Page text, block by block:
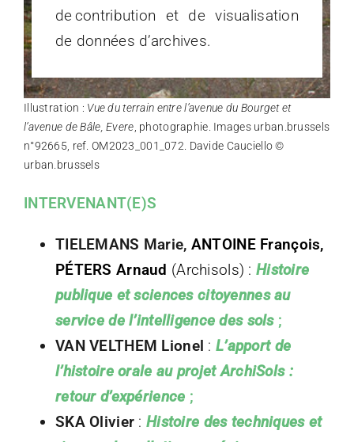
de contribution et de visualisation
de données d’archives.
Illustration : Vue du terrain entre l’avenue du Bourget et
l’avenue de Bâle, Evere , photographie. Images urban.brussels
n°92665, ref. OM2023_001_072. Davide Cauciello ©
urban.brussels
INTERVENANT(E)S
TIELEMANS Marie, ANTOINE François,
PÉTERS Arnaud (Archisols) : Histoire
publique et sciences citoyennes au
service de l’intelligence des sols;
VAN VELTHEM Lionel : L’apport de
l’histoire orale au projet ArchiSols :
retour d’expérience ;
SKA Olivier : Histoire des techniques et